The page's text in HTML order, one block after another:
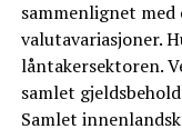
sammenlignet
valutavariasjoner.
låntakersektoren.
samlet
Samlet